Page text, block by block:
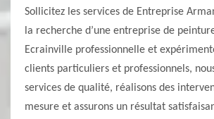
Sollicitez les services de Entreprise
la recherche d’une entreprise de
Ecrainville professionnelle et
clients particuliers et professionnels,
services de qualité, réalisons des
mesure et assurons un résultat